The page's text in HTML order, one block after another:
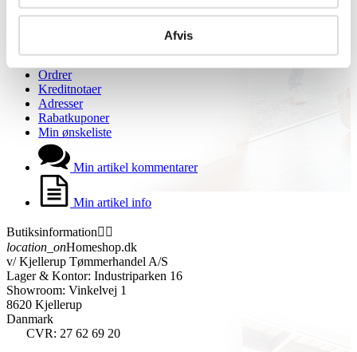
Afvis
Min konto
Returnerede køb
Ordrer
Kreditnotaer
Adresser
Rabatkuponer
Min ønskeliste
Min artikel kommentarer
Min artikel info
Butiksinformation 
location_onHomeshop.dk
v/ Kjellerup Tømmerhandel A/S
Lager & Kontor: Industriparken 16
Showroom: Vinkelvej 1
8620 Kjellerup
Danmark
CVR: 27 62 69 20